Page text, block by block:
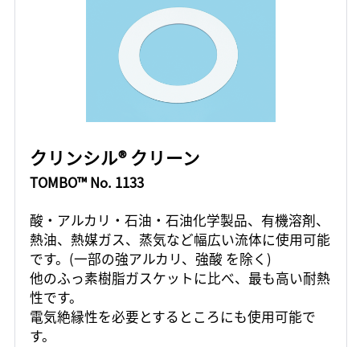
クリンシル® クリーン
TOMBO™ No. 1133
酸・アルカリ・石油・石油化学製品、有機溶剤、
熱油、熱媒ガス、蒸気など幅広い流体に使用可能
です。(一部の強アルカリ、強酸 を除く)
他のふっ素樹脂ガスケットに比べ、最も高い耐熱
性です。
電気絶縁性を必要とするところにも使用可能で
す。